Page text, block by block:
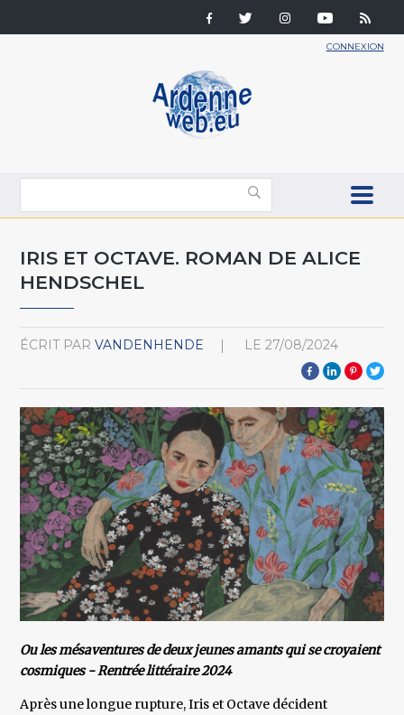
CONNEXION
IRIS ET OCTAVE. ROMAN DE ALICE
HENDSCHEL
ÉCRIT PAR VANDENHENDE LE 27/08/2024
Ou les mésaventures de deux jeunes amants qui se croyaient
cosmiques - Rentrée littéraire 2024
Après une longue rupture, Iris et Octave décident